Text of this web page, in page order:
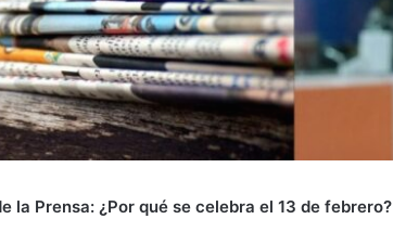
la Prensa: ¿Por qué se celebra el 13 de febrero?